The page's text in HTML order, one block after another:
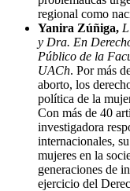
regional como
Yanira Zúñiga,
y Dra. En
Público de la
UACh. Por más
aborto, los
política de la
Con más de 40
investigadora
internacionales,
mujeres en la
generaciones de
ejercicio del